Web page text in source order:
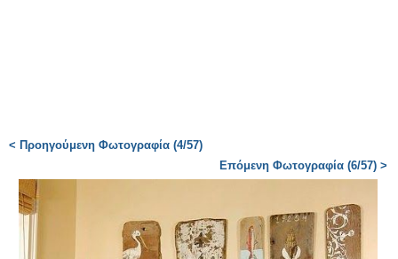
< Προηγούμενη Φωτογραφία (4/57)
Επόμενη Φωτογραφία (6/57) >